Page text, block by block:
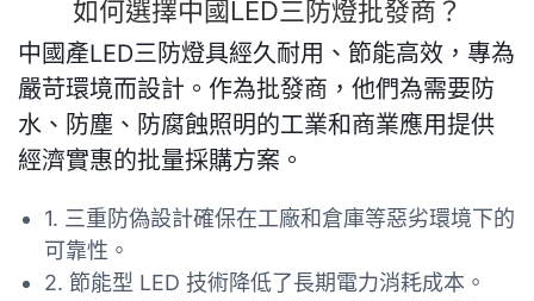
如何選擇中國LED三防燈批發商？
中國產LED三防燈具經久耐用、節能高效，專為
嚴苛環境而設計。作為批發商，他們為需要防
水、防塵、防腐蝕照明的工業和商業應用提供
經濟實惠的批量採購方案。
1. 三重防偽設計確保在工廠和倉庫等惡劣環境下的
可靠性。
2. 節能型 LED 技術降低了長期電力消耗成本。